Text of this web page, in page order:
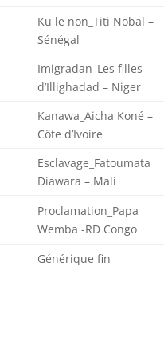
Ku le non_Titi Nobal –
Sénégal
Imigradan_Les filles
d’Illighadad – Niger
Kanawa_Aicha Koné –
Côte d’Ivoire
Esclavage_Fatoumata
Diawara – Mali
Proclamation_Papa
Wemba -RD Congo
Générique fin